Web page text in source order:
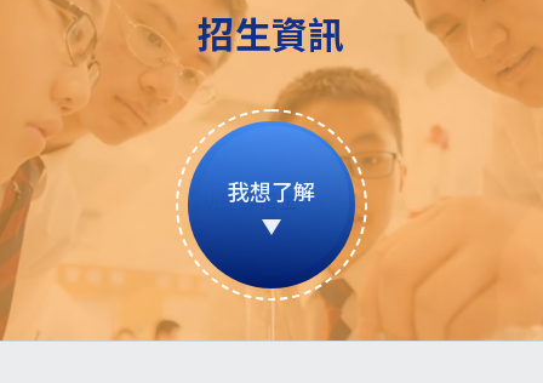
招生資訊
我想了解